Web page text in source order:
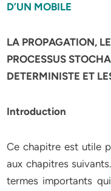
D’UN MOBILE
LA PROPAGATION,
PROCESSUS
DETERMINISTE ET
Introduction
Ce chapitre est utile
aux chapitres
termes importants